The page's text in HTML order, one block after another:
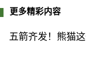
更多精彩内容
五箭齐发！熊猫